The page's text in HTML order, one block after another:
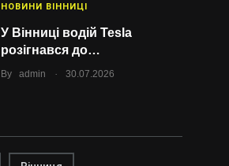
НОВИНИ ВІННИЦІ
У Вінниці водій Tesla
розігнався до…
By admin . 30.07.2026